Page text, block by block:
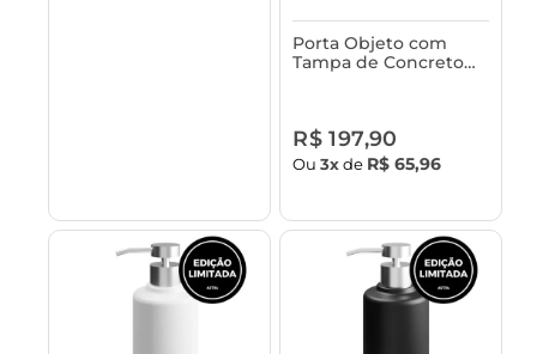
Porta Objeto com
Tampa de Concreto
R$ 197,90
Ou3xde R$ 65,96